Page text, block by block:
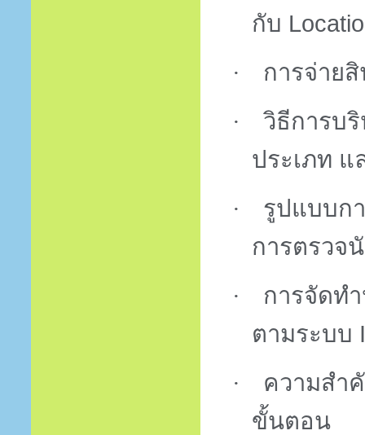
กับ
·
การจ่าย
·
วิธีการบ
ประเภท แ
·
รูปแบบก
การตรวจ
·
การจัดท
ตามระบบ
·
ความสำ
ขั้นตอน